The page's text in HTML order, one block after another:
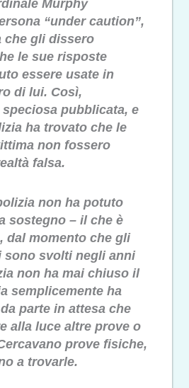
Murphy
“under caution”,
che gli dissero
le sue risposte
essere usate in
di lui. Così,
speciosa pubblicata, e
ha trovato che le
non fossero
falsa.
non ha potuto
sostegno – il che è
dal momento che gli
sono svolti negli anni
non ha mai chiuso il
semplicemente ha
parte in attesa che
alla luce altre prove o
prove fisiche,
a trovarle.